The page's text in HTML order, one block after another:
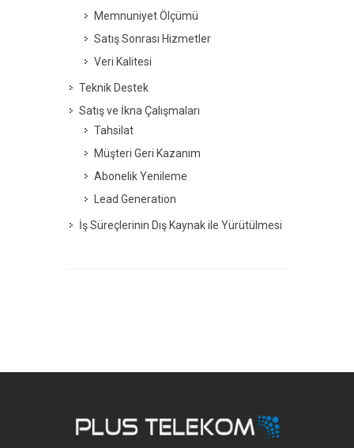
Memnuniyet Ölçümü
Satış Sonrası Hizmetler
Veri Kalitesi
Teknik Destek
Satış ve İkna Çalışmaları
Tahsilat
Müşteri Geri Kazanım
Abonelik Yenileme
Lead Generation
İş Süreçlerinin Dış Kaynak ile Yürütülmesi